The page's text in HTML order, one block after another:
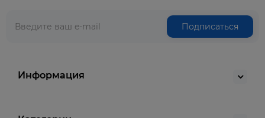
Подписаться
Информация